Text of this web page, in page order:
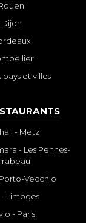
Dijon
pays et villes
! - Metz
- Les Pennes-
Vecchio
- Limoges
- Paris